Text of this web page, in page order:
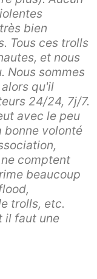
bien
Tous ces trolls
et nous
Nous sommes
qu'il
24/24, 7j/7.
avec le peu
bonne volonté
comptent
beaucoup
trolls, etc.
il faut une